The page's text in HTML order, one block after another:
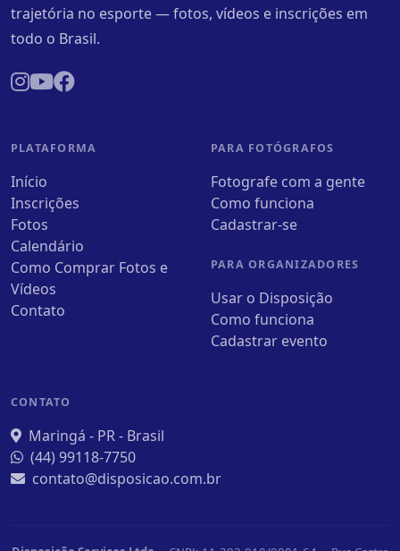
trajetória no esporte — fotos, vídeos e inscrições em
todo o Brasil.
PLATAFORMA
Início
Inscrições
Fotos
Calendário
Como Comprar Fotos e
Vídeos
Contato
PARA FOTÓGRAFOS
Fotografe com a gente
Como funciona
Cadastrar-se
PARA ORGANIZADORES
Usar o Disposição
Como funciona
Cadastrar evento
CONTATO
Maringá - PR - Brasil
(44) 99118-7750
contato@disposicao.com.br